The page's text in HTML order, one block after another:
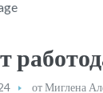
отМиглена